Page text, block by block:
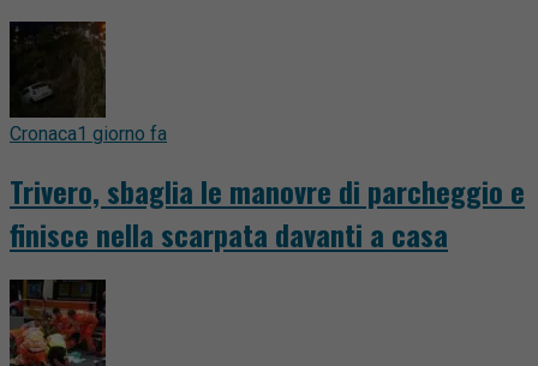
Cronaca1 giorno fa
Trivero, sbaglia le manovre di parcheggio e
finisce nella scarpata davanti a casa